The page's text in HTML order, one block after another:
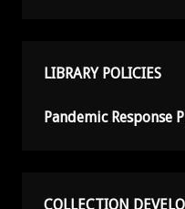
LIBRARY POLICIES
Pandemic Response
COLLECTION